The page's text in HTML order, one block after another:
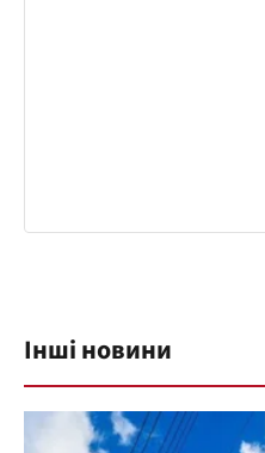
Інші новини